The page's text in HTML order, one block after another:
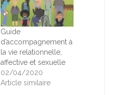
Guide
d’accompagnement à
la vie relationnelle,
affective et sexuelle
02/04/2020
Article similaire